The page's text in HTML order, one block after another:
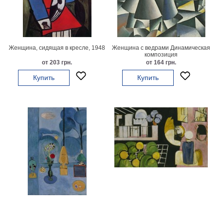
Мотивирующие
Йорк
Посмотреть
Женщина, сидящая в кресле, 1948
от 203 грн.
Купить
Женщина с ведрами Динамическая
композиция
от 164 грн.
Купить